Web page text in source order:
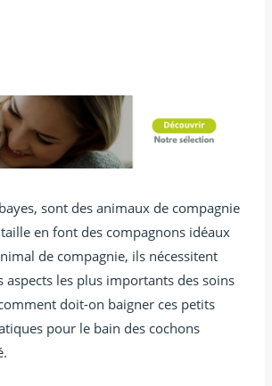
sont des animaux de compagnie
en font des compagnons idéaux
de compagnie, ils nécessitent
aspects les plus importants des soins
doit-on baigner ces petits
pour le bain des cochons